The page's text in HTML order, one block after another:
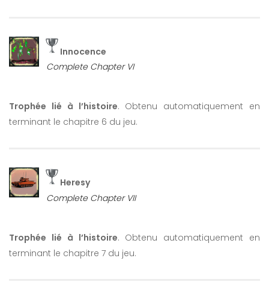
Innocence
Complete Chapter VI
Trophée lié à l’histoire. Obtenu automatiquement en
terminant le chapitre 6 du jeu.
Heresy
Complete Chapter VII
Trophée lié à l’histoire. Obtenu automatiquement en
terminant le chapitre 7 du jeu.